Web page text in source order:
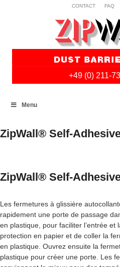
CONTACT FAQ
+49 (0) 211-
Menu
ZipWall® Self-
ZipWall® Self-
Les fermetures à glissière
rapidement une porte de passage
en plastique, pour faciliter l’entrée et
protection en papier et de coller la
en plastique. Ouvrez ensuite la
plastique pour créer une porte. Les